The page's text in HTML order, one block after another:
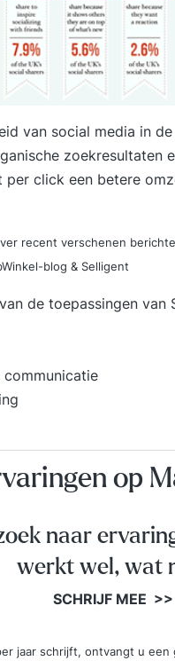
van social media in
zoekresultaten
click een betere
recent verschenen
blog & Selligent
de toepassingen van
communicatie
op
naar
werkt wel, wat
SCHRIJF MEE >>
jaar schrijft, ontvangt u